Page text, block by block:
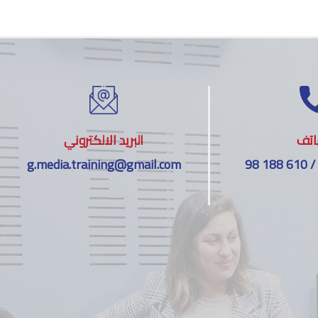
البريد الالكتروني
g.media.training@gmail.com
98 188 610